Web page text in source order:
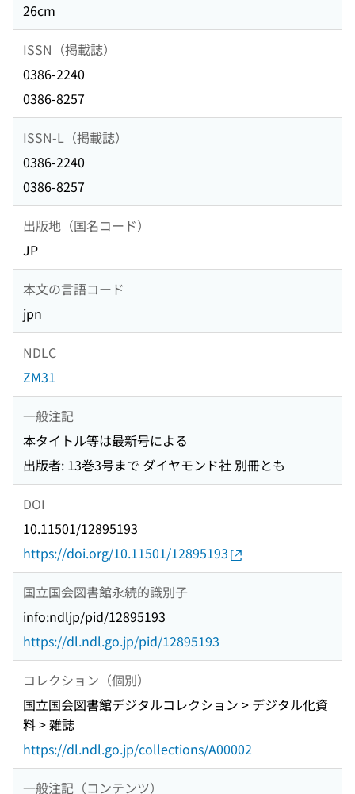
26cm
ISSN（掲載誌）
0386-2240
0386-8257
ISSN-L（掲載誌）
0386-2240
0386-8257
出版地（国名コード）
JP
本文の言語コード
jpn
NDLC
ZM31
一般注記
本タイトル等は最新号による
出版者: 13巻3号まで ダイヤモンド社 別冊とも
DOI
10.11501/12895193
https://doi.org/10.11501/12895193
国立国会図書館永続的識別子
info:ndljp/pid/12895193
https://dl.ndl.go.jp/pid/12895193
コレクション（個別）
国立国会図書館デジタルコレクション > デジタル化資
料 > 雑誌
https://dl.ndl.go.jp/collections/A00002
一般注記（コンテンツ）